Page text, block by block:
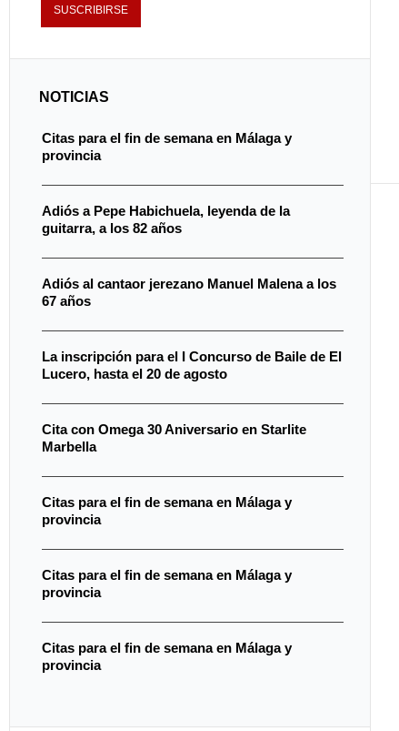
NOTICIAS
Citas para el fin de semana en Málaga y
provincia
Adiós a Pepe Habichuela, leyenda de la
guitarra, a los 82 años
Adiós al cantaor jerezano Manuel Malena a los
67 años
La inscripción para el I Concurso de Baile de El
Lucero, hasta el 20 de agosto
Cita con Omega 30 Aniversario en Starlite
Marbella
Citas para el fin de semana en Málaga y
provincia
Citas para el fin de semana en Málaga y
provincia
Citas para el fin de semana en Málaga y
provincia